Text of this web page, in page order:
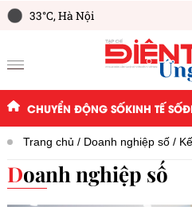
33°C,Hà Nội
CHUYỂN ĐỘNG SỐKINH TẾ SỐ
Trang chủ Doanh nghiệp số
Doanh nghiệp số